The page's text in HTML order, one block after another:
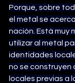
Porque, sobre
el metal se
nación. Está muy
utilizar al metal
identidades
no se
locales previas a